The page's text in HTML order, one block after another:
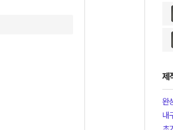
제
완
내